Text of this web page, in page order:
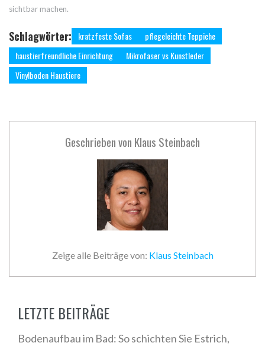
sichtbar machen.
Schlagwörter: kratzfeste Sofas
pflegeleichte Teppiche
haustierfreundliche Einrichtung
Mikrofaser vs Kunstleder
Vinylboden Haustiere
Geschrieben von Klaus Steinbach
Zeige alle Beiträge von: Klaus Steinbach
LETZTE BEITRÄGE
Bodenaufbau im Bad: So schichten Sie Estrich,